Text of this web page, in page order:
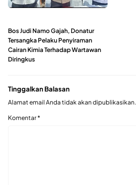
Bos Judi Namo Gajah, Donatur
Tersangka Pelaku Penyiraman
Cairan Kimia Terhadap Wartawan
Diringkus
Tinggalkan Balasan
Alamat email Anda tidak akan dipublikasikan.
Komentar*